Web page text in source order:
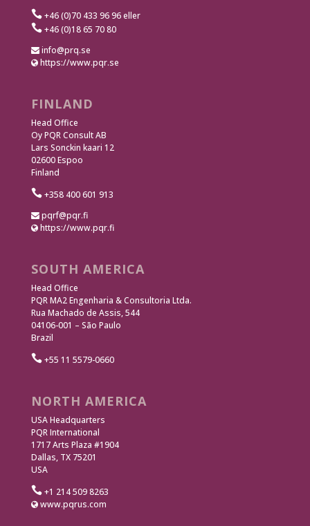
+46 (0)70 433 96 96 eller
+46 (0)18 65 70 80
info@prq.se
https://www.pqr.se
FINLAND
Head Office
Oy PQR Consult AB
Lars Sonckin kaari 12
02600 Espoo
Finland
+358 400 601 913
pqrf@pqr.fi
https://www.pqr.fi
SOUTH AMERICA
Head Office
PQR MA2 Engenharia & Consultoria Ltda.
Rua Machado de Assis, 544
04106-001 – São Paulo
Brazil
+55 11 5579-0660
NORTH AMERICA
USA Headquarters
PQR International
1717 Arts Plaza #1904
Dallas, TX 75201
USA
+1 214 509 8263
www.pqrus.com